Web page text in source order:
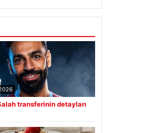
transferinin detayları